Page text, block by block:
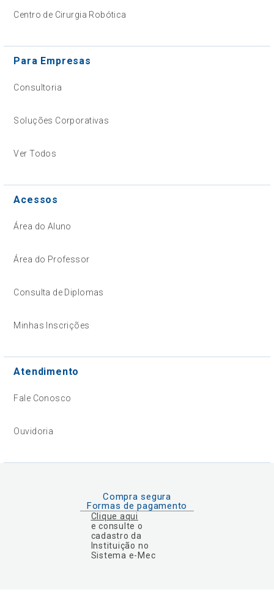
Centro de Cirurgia Robótica
Para Empresas
Consultoria
Soluções Corporativas
Ver Todos
Acessos
Área do Aluno
Área do Professor
Consulta de Diplomas
Minhas Inscrições
Atendimento
Fale Conosco
Ouvidoria
Compra segura
Formas de pagamento
Clique aqui
e consulte o
cadastro da
Instituição no
Sistema e-Mec